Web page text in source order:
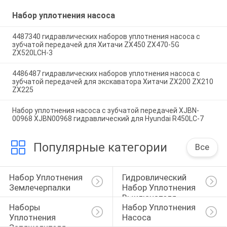
Набор уплотнения насоса
4487340 гидравлических наборов уплотнения насоса с
зубчатой передачей для Хитачи ZX450 ZX470-5G
ZX520LCH-3
4486487 гидравлических наборов уплотнения насоса с
зубчатой передачей для экскаватора Хитачи ZX200 ZX210
ZX225
Набор уплотнения насоса с зубчатой передачей XJBN-
00968 XJBN00968 гидравлический для Hyundai R450LC-7
Популярные категории Все
Набор Уплотнения
Землечерпалки
Гидровлический
Набор Уплотнения
Выключателя
Наборы
Уплотнения
Набор Уплотнения
Насоса